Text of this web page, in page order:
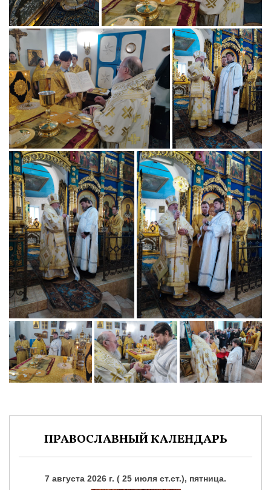
ПРАВОСЛАВНЫЙ КАЛЕНДАРЬ
7 августа 2026 г. ( 25 июля ст.ст.), пятница.